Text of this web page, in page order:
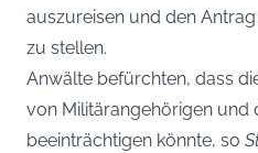
auszureisen und den
zu stellen.
Anwälte befürchten, dass
von Militärangehörigen und
beeinträchtigen könnte, so